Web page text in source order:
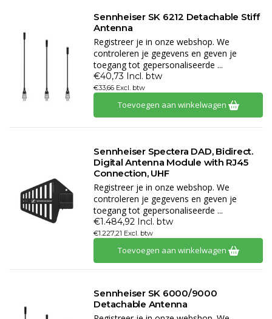
Sennheiser SK 6212 Detachable Stiff
Antenna
Registreer je in onze webshop. We
controleren je gegevens en geven je
toegang tot gepersonaliseerde ...
€40,73 Incl. btw
€33,66 Excl. btw
Toevoegen aan winkelwagen
Sennheiser Spectera DAD, Bidirect.
Digital Antenna Module with RJ45
Connection, UHF
Registreer je in onze webshop. We
controleren je gegevens en geven je
toegang tot gepersonaliseerde ...
€1.484,92 Incl. btw
€1.227,21 Excl. btw
Toevoegen aan winkelwagen
Sennheiser SK 6000/9000
Detachable Antenna